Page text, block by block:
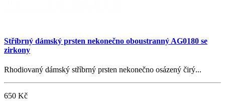
Stříbrný dámský prsten nekonečno oboustranný AG0180 se
zirkony
Rhodiovaný dámský stříbrný prsten nekonečno osázený čirý...
650 Kč